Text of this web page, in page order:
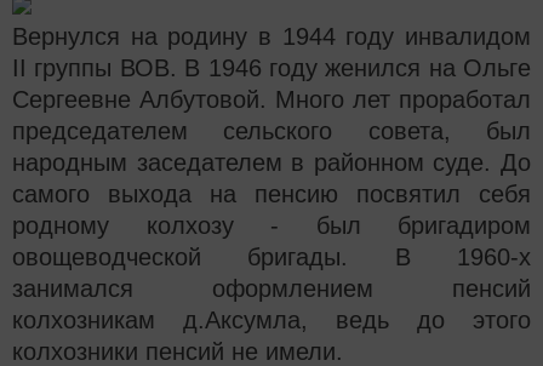
Вернулся на родину в 1944 году инвалидом
II группы ВОВ. В 1946 году женился на Ольге
Сергеевне Албутовой. Много лет проработал
председателем сельского совета, был
народным заседателем в районном суде. До
самого выхода на пенсию посвятил себя
родному колхозу - был бригадиром
овощеводческой бригады. В 1960-х
занимался оформлением пенсий
колхозникам д.Аксумла, ведь до этого
колхозники пенсий не имели.